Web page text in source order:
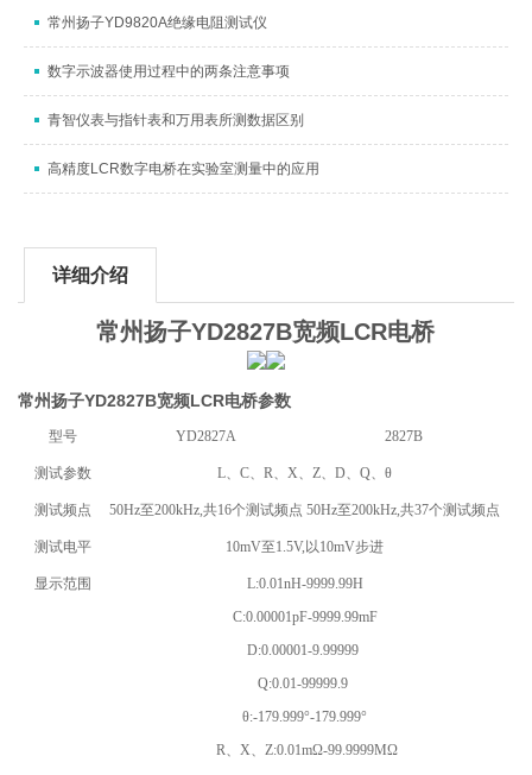
常州扬子YD9820A绝缘电阻测试仪
数字示波器使用过程中的两条注意事项
青智仪表与指针表和万用表所测数据区别
高精度LCR数字电桥在实验室测量中的应用
详细介绍
常州扬子YD2827B宽频LCR电桥
常州扬子YD2827B宽频LCR电桥参数
型号 YD2827A 2827B
测试参数 L、C、R、X、Z、D、Q、θ
测试频点 50Hz至200kHz,共16个测试频点 50Hz至200kHz,共37个测试频点
测试电平 10mV至1.5V,以10mV步进
显示范围
L:0.01nH-9999.99H
C:0.00001pF-9999.99mF
D:0.00001-9.99999
Q:0.01-99999.9
θ:-179.999°-179.999°
R、X、Z:0.01mΩ-99.9999MΩ